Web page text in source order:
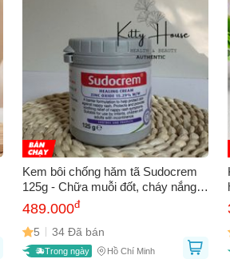
Kem bôi chống hăm tã Sudocrem
125g - Chữa muỗi đốt, cháy nắng,
thương hở cho bé - Sản phẩm
chăm sóc da an toàn từ Úc
489.000đ
5 34 Đã bán
Trong ngày Hồ Chí Minh
giá phía trên.
toán và sử dụng
TẢi APP
LẤY MÃ NGAY
LẤY MÃ NGAY